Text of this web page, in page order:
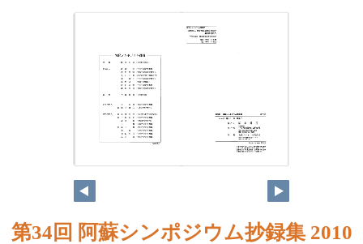
第34回 阿蘇シンポジウム抄録集 2010